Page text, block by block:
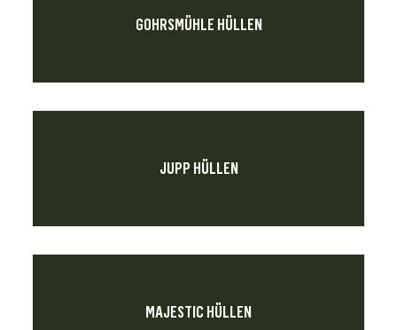
GOHRSMÜHLE HÜLLEN
JUPP HÜLLEN
MAJESTIC HÜLLEN